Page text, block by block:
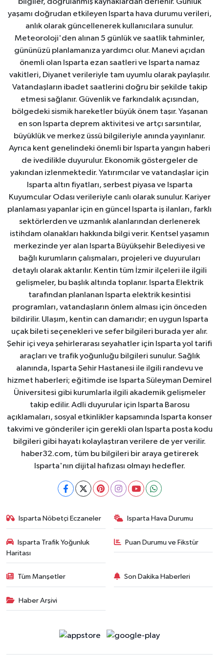
bilgiler, doğrulanmış kaynaklardan derlenir. Günlük
yaşamı doğrudan etkileyen Isparta hava durumu verileri,
anlık olarak güncellenerek kullanıcılara sunulur.
Meteoroloji'den alınan 5 günlük ve saatlik tahminler,
gününüzü planlamanıza yardımcı olur. Manevi açıdan
önemli olan Isparta ezan saatleri ve Isparta namaz
vakitleri, Diyanet verileriyle tam uyumlu olarak paylaşılır.
Vatandaşların ibadet saatlerini doğru bir şekilde takip
etmesi sağlanır. Güvenlik ve farkındalık açısından,
bölgedeki sismik hareketler büyük önem taşır. Yaşanan
en son Isparta deprem aktivitesi ve artçı sarsıntılar,
büyüklük ve merkez üssü bilgileriyle anında yayınlanır.
Ayrıca kent genelindeki önemli bir Isparta yangın haberi
de ivedilikle duyurulur. Ekonomik göstergeler de
yakından izlenmektedir. Yatırımcılar ve vatandaşlar için
Isparta altın fiyatları, serbest piyasa ve Isparta
Kuyumcular Odası verileriyle canlı olarak sunulur. Kariyer
planlaması yapanlar için en güncel Isparta iş ilanları, farklı
sektörlerden ve uzmanlık alanlarından derlenerek
istihdam olanakları hakkında bilgi verir. Kentsel yaşamın
merkezinde yer alan Isparta Büyükşehir Belediyesi ve
bağlı kurumların çalışmaları, projeleri ve duyuruları
detaylı olarak aktarılır. Kentin tüm İzmir ilçeleri ile ilgili
gelişmeler, bu başlık altında toplanır. Isparta Elektrik
tarafından planlanan Isparta elektrik kesintisi
programları, vatandaşların önlem alması için önceden
bildirilir. Ulaşım, kentin can damarıdır; en uygun Isparta
uçak bileti seçenekleri ve sefer bilgileri burada yer alır.
Şehir içi veya şehirlerarası seyahatler için Isparta yol tarifi
araçları ve trafik yoğunluğu bilgileri sunulur. Sağlık
alanında, Isparta Şehir Hastanesi ile ilgili randevu ve
hizmet haberleri; eğitimde ise Isparta Süleyman Demirel
Üniversitesi gibi kurumlarla ilgili akademik gelişmeler
takip edilir. Adli duyurular için Isparta Barosu
açıklamaları, sosyal etkinlikler kapsamında Isparta konser
takvimi ve gönderiler için gerekli olan Isparta posta kodu
bilgileri gibi hayatı kolaylaştıran verilere de yer verilir.
haber32.com, tüm bu bilgileri bir araya getirerek
Isparta'nın dijital hafızası olmayı hedefler.
Isparta Nöbetçi Eczaneler Isparta Hava Durumu
Isparta Trafik Yoğunluk
Haritası
Puan Durumu ve Fikstür
Tüm Manşetler Son Dakika Haberleri
Haber Arşivi